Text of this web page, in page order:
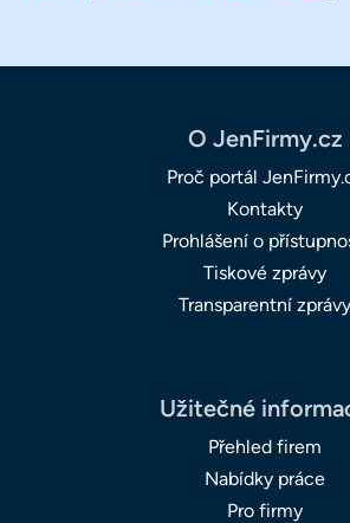
O JenFirmy.cz
Proč portál
Kontakty
Prohlášení o
Tiskové zprávy
Transparentní zprávy
Užitečné
Přehled firem
Nabídky práce
Pro firmy